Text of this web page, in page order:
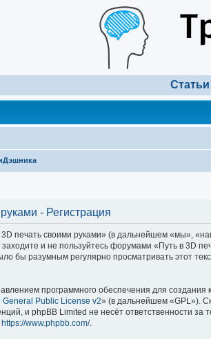
Статьи
- Регистрация
печать своими руками» (в дальнейшем «мы»,
и не пользуйтесь форумами «Путь в 3D
бы разумным регулярно просматривать этот
программного обеспечения для
General Public License v2» (в дальнейшем «GPL»).
и phpBB Limited не несёт ответственности
https://www.phpbb.com/.